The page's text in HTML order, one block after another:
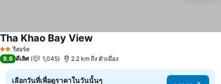
2 ดาวรีสอร์ท
Tha Khao Bay View
9.6 ดีเลิศ 1,045 2.2 km ถึง ตัวเมือง
เลือกวันที่เพื่อดูราคาในวันนั้นๆ